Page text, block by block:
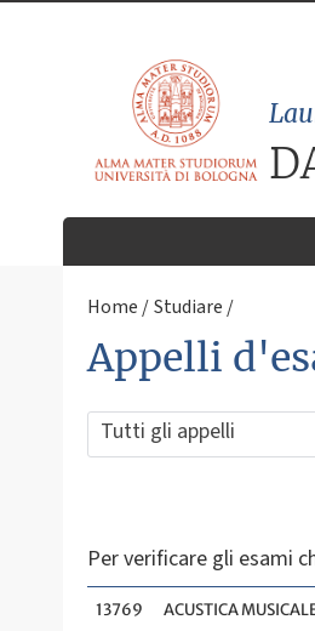
Home Studiare
Appelli
Tutti gli appelli
Per verificare gli esami
13769 ACUSTICA